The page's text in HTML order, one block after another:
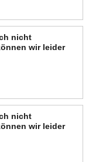
nicht
wir leider
nicht
wir leider